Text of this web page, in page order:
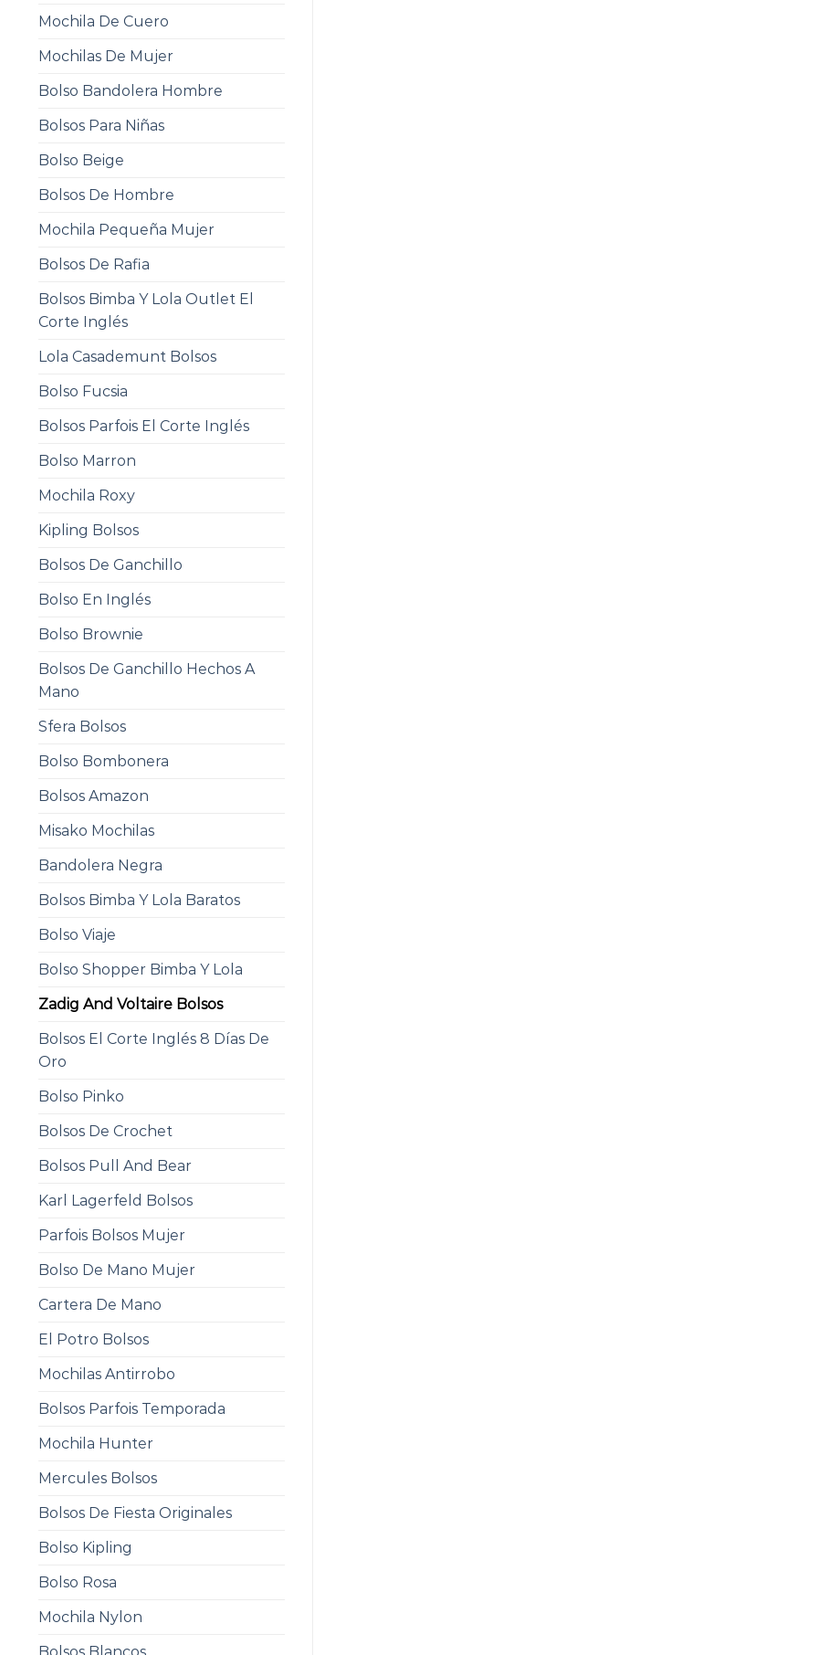
Mochila De Cuero
Mochilas De Mujer
Bolso Bandolera Hombre
Bolsos Para Niñas
Bolso Beige
Bolsos De Hombre
Mochila Pequeña Mujer
Bolsos De Rafia
Bolsos Bimba Y Lola Outlet El
Corte Inglés
Lola Casademunt Bolsos
Bolso Fucsia
Bolsos Parfois El Corte Inglés
Bolso Marron
Mochila Roxy
Kipling Bolsos
Bolsos De Ganchillo
Bolso En Inglés
Bolso Brownie
Bolsos De Ganchillo Hechos A
Mano
Sfera Bolsos
Bolso Bombonera
Bolsos Amazon
Misako Mochilas
Bandolera Negra
Bolsos Bimba Y Lola Baratos
Bolso Viaje
Bolso Shopper Bimba Y Lola
Zadig And Voltaire Bolsos
Bolsos El Corte Inglés 8 Días De
Oro
Bolso Pinko
Bolsos De Crochet
Bolsos Pull And Bear
Karl Lagerfeld Bolsos
Parfois Bolsos Mujer
Bolso De Mano Mujer
Cartera De Mano
El Potro Bolsos
Mochilas Antirrobo
Bolsos Parfois Temporada
Mochila Hunter
Mercules Bolsos
Bolsos De Fiesta Originales
Bolso Kipling
Bolso Rosa
Mochila Nylon